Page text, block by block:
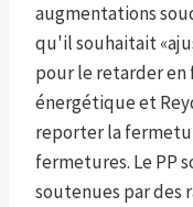
augmentations
qu'il souhaitait
pour le retarder en
énergétique et
reporter la
fermetures. Le PP
soutenues par des